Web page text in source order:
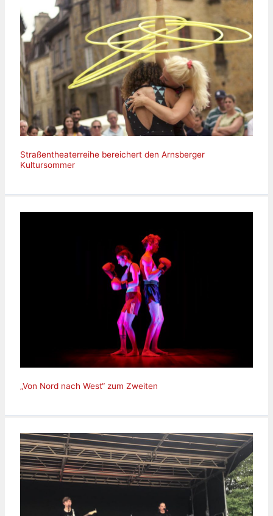
Straßentheaterreihe bereichert den Arnsberger
Kultursommer
„Von Nord nach West“ zum Zweiten